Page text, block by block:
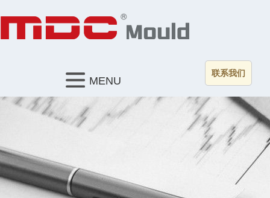
联系我们
MENU